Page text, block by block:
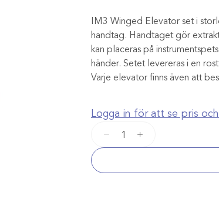
IM3 Winged Elevator set i
handtag. Handtaget gör
kan placeras på
händer. Setet levereras i en
Varje elevator finns även att
Logga in för att se pris
Winged
set
6st
+